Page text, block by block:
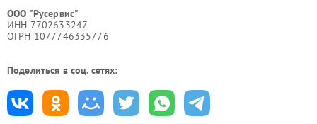
ООО "Русервис"
ИНН 7702633247
ОГРН 1077746335776
Поделиться в соц. сетях: